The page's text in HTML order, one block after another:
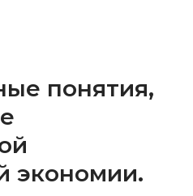
понятия,
экономии.